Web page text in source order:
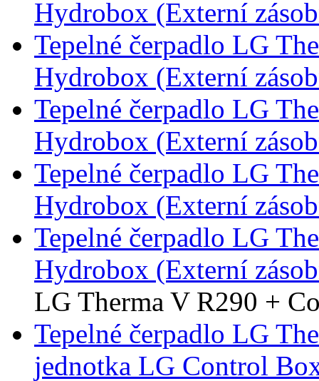
Hydrobox (Externí
Tepelné čerpadlo LG
Hydrobox (Externí
Tepelné čerpadlo LG
Hydrobox (Externí
Tepelné čerpadlo LG
Hydrobox (Externí
Tepelné čerpadlo LG
Hydrobox (Externí
LG Therma V R290 +
Tepelné čerpadlo LG
jednotka LG Control